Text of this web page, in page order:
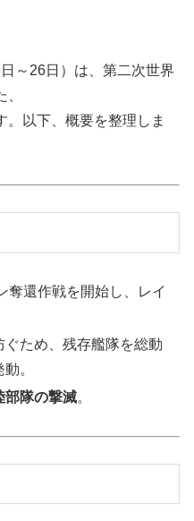
～26日）は、第二次世界
。以下、概要を整理しま
奪還作戦を開始し、レイ
ぐため、残存艦隊を総動
。
部隊の撃滅。